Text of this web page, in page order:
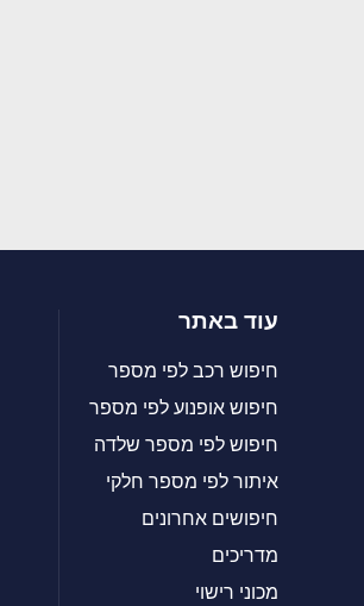
עוד באתר
חיפוש רכב לפי מספר
חיפוש אופנוע לפי מספר
חיפוש לפי מספר שלדה
איתור לפי מספר חלקי
חיפושים אחרונים
מדריכים
מכוני רישוי